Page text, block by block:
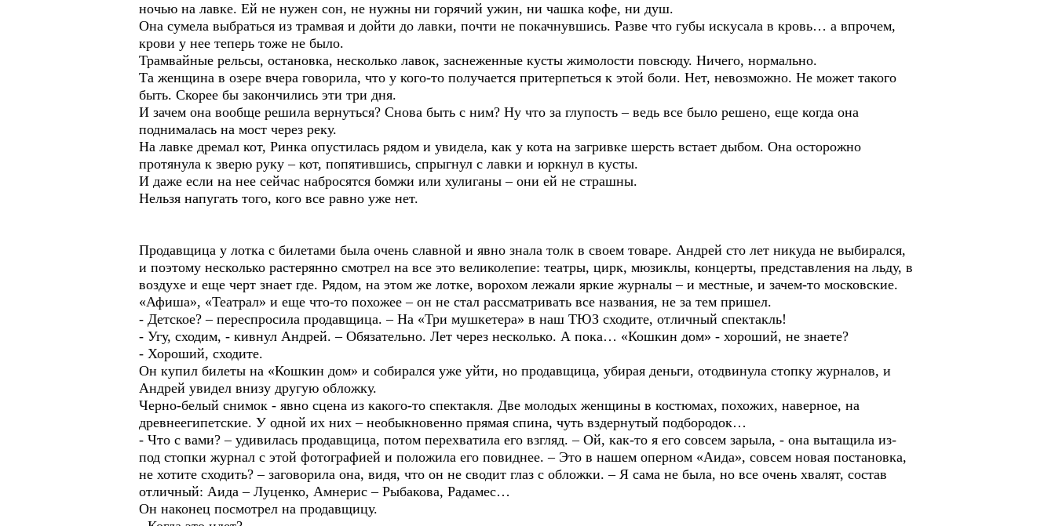
ночью на лавке. Ей не нужен сон, не нужны ни горячий ужин, ни чашка кофе, ни душ.
Она сумела выбраться из трамвая и дойти до лавки, почти не покачнувшись. Разве что губы искусала в кровь… а впрочем,
крови у нее теперь тоже не было.
Трамвайные рельсы, остановка, несколько лавок, заснеженные кусты жимолости повсюду. Ничего, нормально.
Та женщина в озере вчера говорила, что у кого-то получается притерпеться к этой боли. Нет, невозможно. Не может такого
быть. Скорее бы закончились эти три дня.
И зачем она вообще решила вернуться? Снова быть с ним? Ну что за глупость – ведь все было решено, еще когда она
поднималась на мост через реку.
На лавке дремал кот, Ринка опустилась рядом и увидела, как у кота на загривке шерсть встает дыбом. Она осторожно
протянула к зверю руку – кот, попятившись, спрыгнул с лавки и юркнул в кусты.
И даже если на нее сейчас набросятся бомжи или хулиганы – они ей не страшны.
Нельзя напугать того, кого все равно уже нет.
Продавщица у лотка с билетами была очень славной и явно знала толк в своем товаре. Андрей сто лет никуда не выбирался,
и поэтому несколько растерянно смотрел на все это великолепие: театры, цирк, мюзиклы, концерты, представления на льду, в
воздухе и еще черт знает где. Рядом, на этом же лотке, ворохом лежали яркие журналы – и местные, и зачем-то московские.
«Афиша», «Театрал» и еще что-то похожее – он не стал рассматривать все названия, не за тем пришел.
- Детское? – переспросила продавщица. – На «Три мушкетера» в наш ТЮЗ сходите, отличный спектакль!
- Угу, сходим, - кивнул Андрей. – Обязательно. Лет через несколько. А пока… «Кошкин дом» - хороший, не знаете?
- Хороший, сходите.
Он купил билеты на «Кошкин дом» и собирался уже уйти, но продавщица, убирая деньги, отодвинула стопку журналов, и
Андрей увидел внизу другую обложку.
Черно-белый снимок - явно сцена из какого-то спектакля. Две молодых женщины в костюмах, похожих, наверное, на
древнеегипетские. У одной их них – необыкновенно прямая спина, чуть вздернутый подбородок…
- Что с вами? – удивилась продавщица, потом перехватила его взгляд. – Ой, как-то я его совсем зарыла, - она вытащила из-
под стопки журнал с этой фотографией и положила его повиднее. – Это в нашем оперном «Аида», совсем новая постановка,
не хотите сходить? – заговорила она, видя, что он не сводит глаз с обложки. – Я сама не была, но все очень хвалят, состав
отличный: Аида – Луценко, Амнерис – Рыбакова, Радамес…
Он наконец посмотрел на продавщицу.